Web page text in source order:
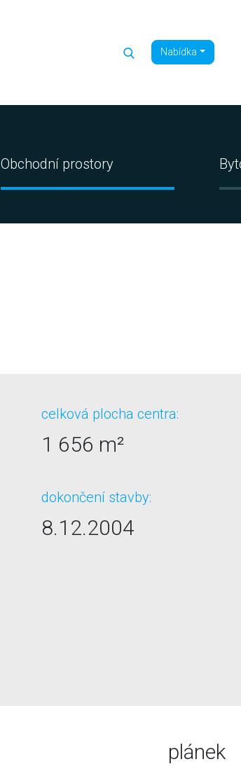
Nabídka
Obchodní prostory
celková plocha centra:
1 656 m²
dokončení stavby:
8.12.2004
plánek